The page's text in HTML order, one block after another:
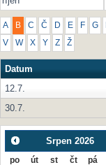
A B C Č D E F G
V W X Y Z Ž
Datum
12.7.
30.7.
Srpen 2026
po út st čt pá